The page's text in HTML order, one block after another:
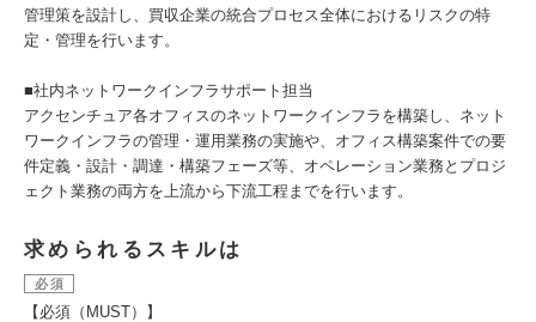
管理策を設計し、買収企業の統合プロセス全体におけるリスクの特
定・管理を行います。
■社内ネットワークインフラサポート担当
アクセンチュア各オフィスのネットワークインフラを構築し、ネット
ワークインフラの管理・運用業務の実施や、オフィス構築案件での要
件定義・設計・調達・構築フェーズ等、オペレーション業務とプロジ
ェクト業務の両方を上流から下流工程までを行います。
求められるスキルは
必須
【必須（MUST）】